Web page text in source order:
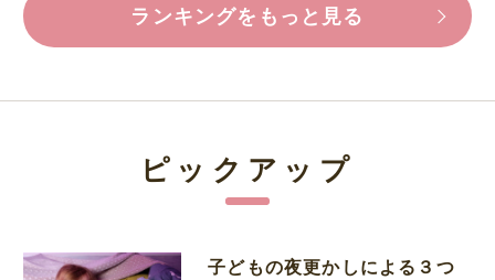
ランキングをもっと見る
ピックアップ
子どもの夜更かしによる３つ